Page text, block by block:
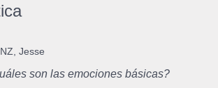
Jesse
son las emociones básicas?